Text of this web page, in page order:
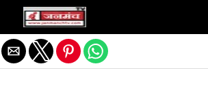
Exit mobile version